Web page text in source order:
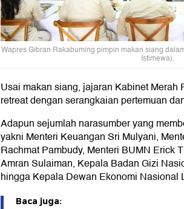
Wapres Gibran Rakabuming pimpin makan siang
Istimewa).
Usai makan siang, jajaran Kabinet Merah
retreat dengan serangkaian pertemuan
Adapun sejumlah narasumber yang
yakni Menteri Keuangan Sri Mulyani,
Rachmat Pambudy, Menteri BUMN Erick
Amran Sulaiman, Kepala Badan Gizi
hingga Kepala Dewan Ekonomi Nasional
Baca juga: